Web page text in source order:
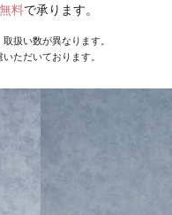
料で承ります。
扱い数が異なります。
ただいております。